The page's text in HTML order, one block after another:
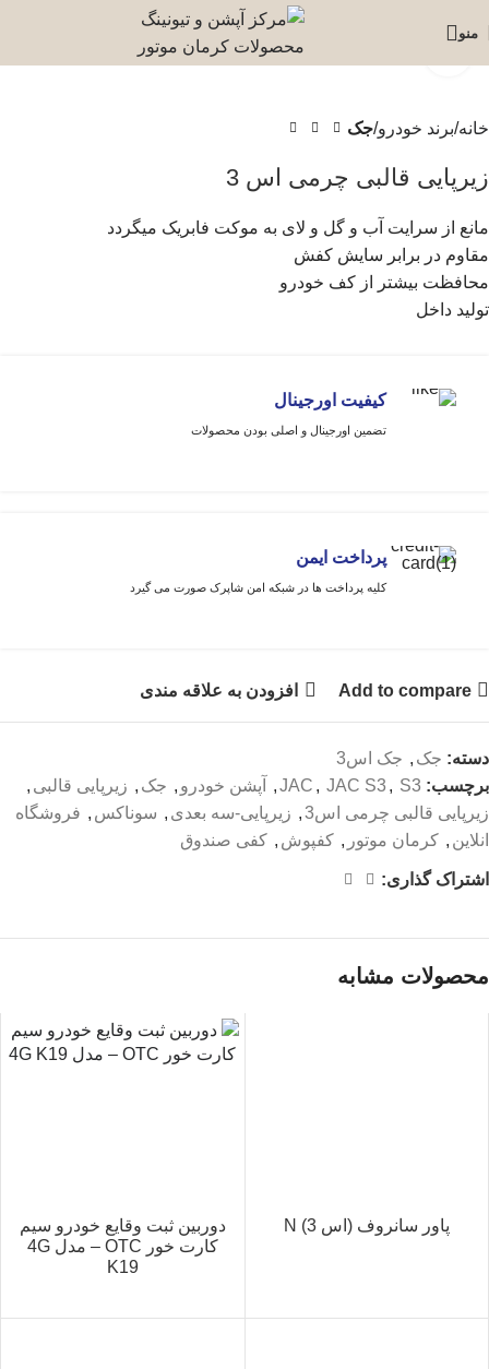
منو
برای بزرگنمایی کلیک کنید
خانه برند خودرو جک
زیرپایی قالبی چرمی اس 3
مانع از سرایت آب و گل و لای به موکت فابریک میگردد
مقاوم در برابر سایش کفش
محافظت بیشتر از کف خودرو
تولید داخل
کیفیت اورجینال
تضمین اورجینال و اصلی بودن محصولات
پرداخت ایمن
کلیه پرداخت ها در شبکه امن شاپرک صورت می گیرد
Add to compare افزودن به علاقه مندی
دسته: جک , جک اس3
برچسب:
JAC , JAC S3 , S3
, آپشن خودرو , جک , زیرپایی قالبی ,
زیرپایی قالبی چرمی اس3
, زیرپایی-سه بعدی , سوناکس , فروشگاه
انلاین , کرمان موتور , کفپوش , کفی صندوق
اشتراک گذاری:
محصولات مشابه
پاور سانروف (اس 3) N
دوربین ثبت وقایع خودرو سیم
کارت خور OTC – مدل 4G
K19